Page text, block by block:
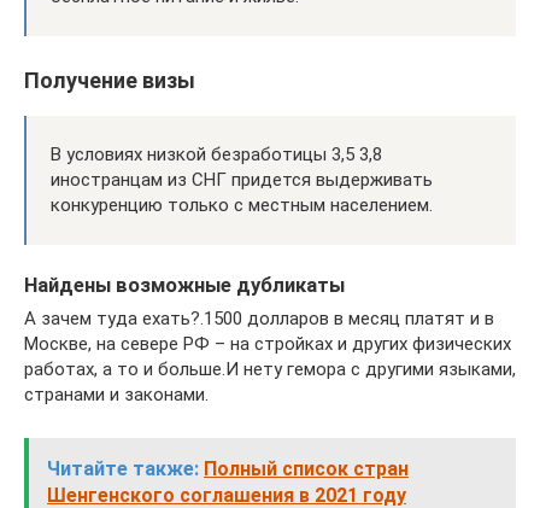
Получение визы
В условиях низкой безработицы 3,5 3,8
иностранцам из СНГ придется выдерживать
конкуренцию только с местным населением.
Найдены возможные дубликаты
А зачем туда ехать?.1500 долларов в месяц платят и в
Москве, на севере РФ – на стройках и других физических
работах, а то и больше.И нету гемора с другими языками,
странами и законами.
Читайте также: Полный список стран
Шенгенского соглашения в 2021 году